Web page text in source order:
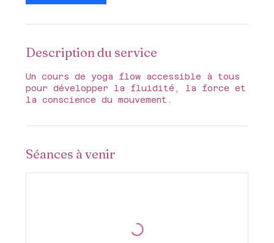
Description du service
Un cours de yoga flow accessible à tous
pour développer la fluidité, la force et
la conscience du mouvement.
Séances à venir